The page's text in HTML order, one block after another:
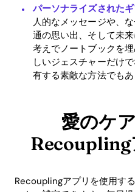
パーソナライズされた
人的なメッセージや、
通の思い出、そして未
考えでノートブックを
しいジェスチャーだけ
有する素敵な方法でもあ
愛のケ
Recoupling
Recouplingアプリを使用す